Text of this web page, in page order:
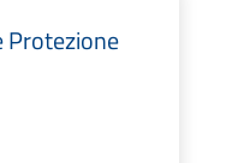
Protezione